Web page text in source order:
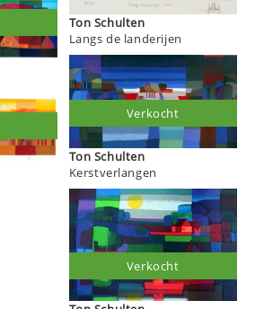
Ton Schulten
Langs de landerijen
Ton Schulten
Kerstverlangen
Verkocht
Verkocht